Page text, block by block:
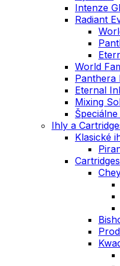
Intenze
Radiant
World
Panthera
Eternal
Mixing
Ihly a
Klasické
Cartridges